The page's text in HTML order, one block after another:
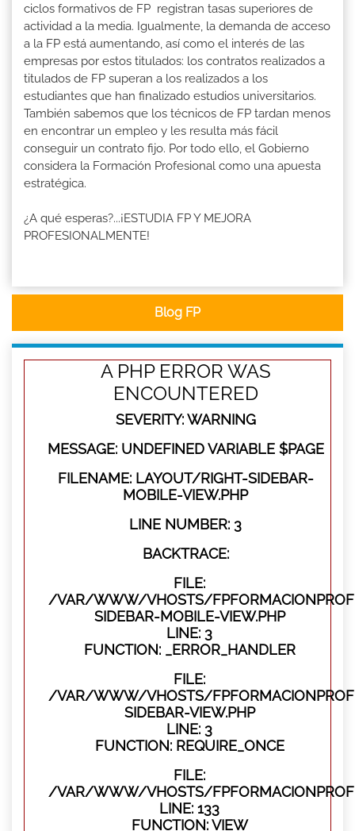
ciclos formativos de FP registran tasas superiores de
actividad a la media. Igualmente, la demanda de acceso
a la FP está aumentando, así como el interés de las
empresas por estos titulados: los contratos realizados a
titulados de FP superan a los realizados a los
estudiantes que han finalizado estudios universitarios.
También sabemos que los técnicos de FP tardan menos
en encontrar un empleo y les resulta más fácil
conseguir un contrato fijo. Por todo ello, el Gobierno
considera la Formación Profesional como una apuesta
estratégica.
¿A qué esperas?...¡ESTUDIA FP Y MEJORA
PROFESIONALMENTE!
Blog FP
A PHP ERROR WAS
ENCOUNTERED
SEVERITY: WARNING
MESSAGE: UNDEFINED VARIABLE $PAGE
FILENAME: LAYOUT/RIGHT-SIDEBAR-
MOBILE-VIEW.PHP
LINE NUMBER: 3
BACKTRACE:
FILE:
/VAR/WWW/VHOSTS/
SIDEBAR-MOBILE-VIEW.PHP
LINE: 3
FUNCTION: _ERROR_HANDLER
FILE:
/VAR/WWW/VHOSTS/
SIDEBAR-VIEW.PHP
LINE: 3
FUNCTION: REQUIRE_ONCE
FILE:
/VAR/WWW/VHOSTS/
LINE: 133
FUNCTION: VIEW